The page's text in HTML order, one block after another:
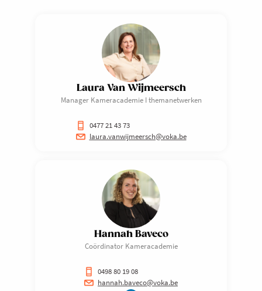
salderen. Ook staan we even stil bij de
robuustheid en de rechtszekerheid
vanuit het Stikstofdecreet.
: de bovenstaande punten
leidden uiteindelijk tot een korte
conclusie, met enkele concrete tips &
Laura Van Wijmeersch
Manager Kameracademie I themanetwerken
0477 21 43 73
laura.vanwijmeersch@voka.be
Hannah Baveco
Coördinator Kameracademie
0498 80 19 08
hannah.baveco@voka.be